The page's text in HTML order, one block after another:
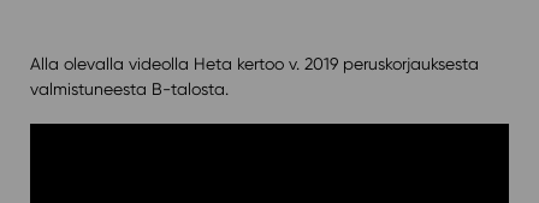
Alla olevalla videolla Heta kertoo v. 2019 peruskorjauksesta
valmistuneesta B-talosta.